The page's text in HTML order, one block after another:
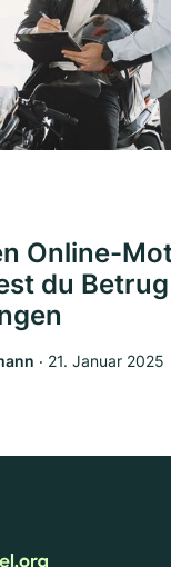
Online-
du
‧ 21. Januar 2025